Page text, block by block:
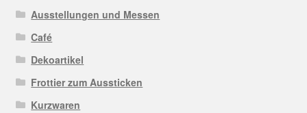
Ausstellungen und Messen
Café
Dekoartikel
Frottier zum Aussticken
Kurzwaren